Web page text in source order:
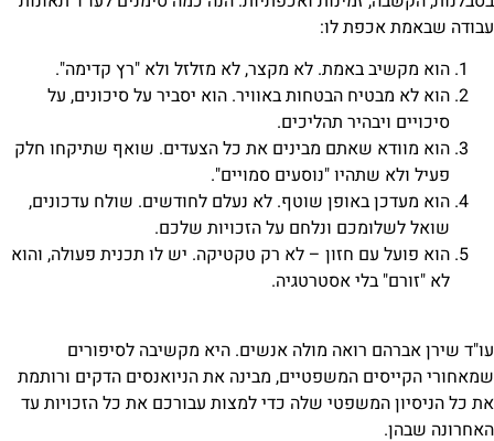
עבודה שבאמת אכפת לו:
הוא מקשיב באמת. לא מקצר, לא מזלזל ולא "רץ קדימה".
הוא לא מבטיח הבטחות באוויר. הוא יסביר על סיכונים, על
סיכויים ויבהיר תהליכים.
הוא מוודא שאתם מבינים את כל הצעדים. שואף שתיקחו חלק
פעיל ולא שתהיו "נוסעים סמויים".
הוא מעדכן באופן שוטף. לא נעלם לחודשים. שולח עדכונים,
שואל לשלומכם ונלחם על הזכויות שלכם.
הוא פועל עם חזון – לא רק טקטיקה. יש לו תכנית פעולה, והוא
לא "זורם" בלי אסטרטגיה.
עו"ד שירן אברהם רואה מולה אנשים. היא מקשיבה לסיפורים
שמאחורי הקייסים המשפטיים, מבינה את הניואנסים הדקים ורותמת
את כל הניסיון המשפטי שלה כדי למצות עבורכם את כל הזכויות עד
האחרונה שבהן.